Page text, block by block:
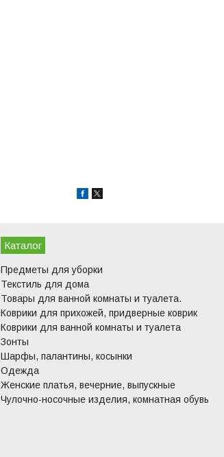
Каталог
Предметы для уборки
Текстиль для дома
Товары для ванной комнаты и туалета.
Коврики для прихожей, придверные коврик
Коврики для ванной комнаты и туалета
Зонты
Шарфы, палантины, косынки
Одежда
Женские платья, вечерние, выпускные
Чулочно-носочные изделия, комнатная обувь